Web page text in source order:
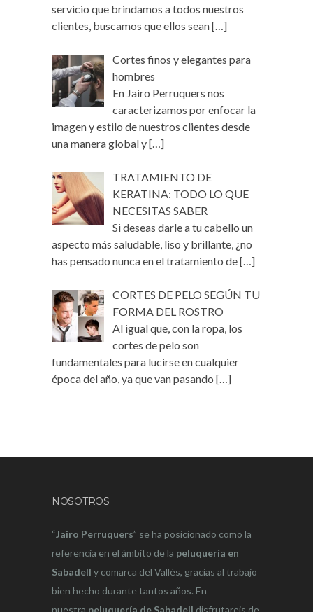
servicio que brindamos a todos nuestros
clientes, buscamos que ellos sean[…]
Cortes finos y elegantes para
hombres
En Jairo Perruquers nos
caracterizamos por enfocar la
imagen y estilo de nuestros clientes desde
una manera global y[…]
TRATAMIENTO DE
KERATINA: TODO LO QUE
NECESITAS SABER
Si deseas darle a tu cabello un
aspecto más saludable, liso y brillante, ¿no
has pensado nunca en el tratamiento de[…]
CORTES DE PELO SEGÚN TU
FORMA DEL ROSTRO
Al igual que, con la ropa, los
cortes de pelo son
fundamentales para lucirse en cualquier
época del año, ya que van pasando […]
NOSOTROS
“Jairo Perruquers” se ha posicionado como la
referencia en el ámbito de la peluquería en
Sabadell y comarca del Vallès, gracias al trabajo
bien hecho durante tantos años. En
nuestra peluquería de Sabadell disfrutareis de